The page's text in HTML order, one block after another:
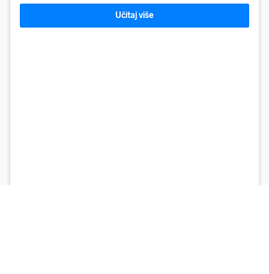
Učitaj više